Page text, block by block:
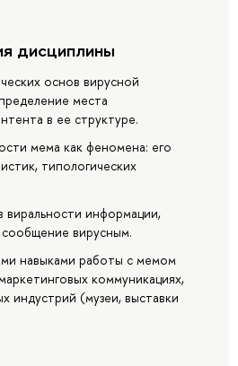
дисциплины
основ вирусной
места
в ее структуре.
мема как феномена: его
типологических
виральности информации,
вирусным.
навыками работы с мемом
коммуникациях,
индустрий (музеи, выставки